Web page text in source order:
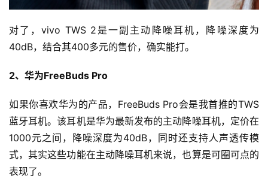
对了，vivo TWS 2是一副主动降噪耳机，降噪深度为
40dB，结合其400多元的售价，确实能打。
2、华为FreeBuds Pro
如果你喜欢华为的产品，FreeBuds Pro会是我首推的TWS
蓝牙耳机。该耳机是华为最新发布的主动降噪耳机，定价在
1000元之间，降噪深度为40dB，同时还支持人声透传模
式，其实这些功能在主动降噪耳机来说，也算是可圈可点的
表现了。